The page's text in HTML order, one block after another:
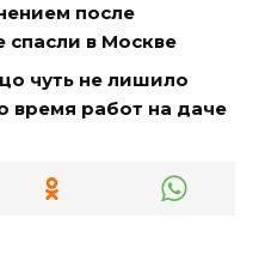
после
спасли в Москве
чуть не лишило
время работ на даче